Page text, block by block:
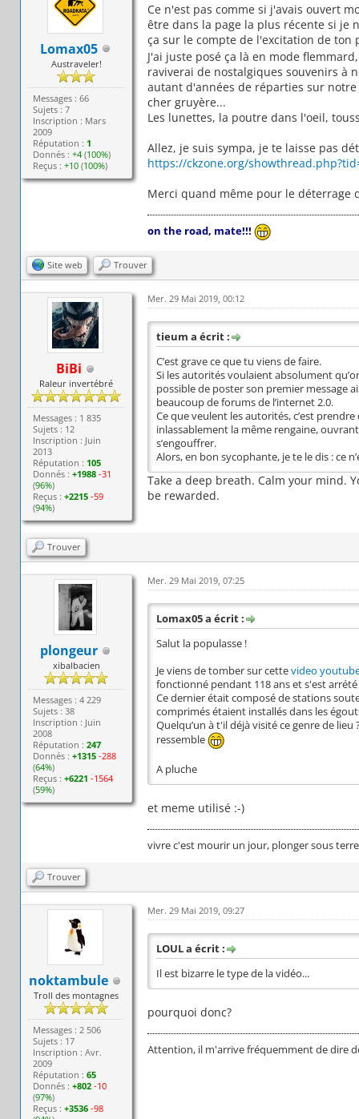
Lomax05
Austraveler!
Messages : 66
Sujets : 7
Inscription : Mars
2009
Réputation : 1
Donnés :+4 (100%)
Reçus :+10 (100%)
Ce n'est pas comme si j'avais ouvert
être dans la page la plus récente si je
ça sur le compte de l'excitation de ton
J'ai juste posé ça là en mode
raviverai de nostalgiques souvenirs à
autant d'années de réparties sur
cher gruyère...
Les lunettes, la poutre dans l'oeil,
Allez, je suis sympa, je te laisse pas
https://ckzone.org/
Merci quand même pour le déterrage
on the road, mate!!!
Site web Trouver
BiBi
Raleur invertébré
Messages : 1 835
Sujets : 12
Inscription : Juin
2013
Réputation : 105
Donnés :+1988 -31
(96%)
Reçus :+2215 -59
(94%)
Mer. 29 Mai 2019, 00:12
tieum a écrit :
C’est grave ce que tu viens de faire.
Si les autorités voulaient absolument
possible de poster son premier message
beaucoup de forums de l’internet 2.0.
Ce que veulent les autorités, c’est
inlassablement la même rengaine,
s’engouffrer.
Alors, en bon sycophante, je te le dis : ce
Take a deep breath. Calm your mind.
be rewarded.
Trouver
plongeur
xibalbacien
Messages : 4 229
Sujets : 38
Inscription : Juin
2008
Réputation :247
Donnés :+1315 -288
(64%)
Reçus :+6221 -1564
(59%)
Mer. 29 Mai 2019, 07:25
Lomax05 a écrit :
Salut la populasse !
Je viens de tomber sur cettevideo
fonctionné pendant 118 ans et s'est arrété
Ce dernier était composé de stations
comprimés étaient installés dans les
Quelqu’un à t'il déjà visité ce genre de
ressemble
A pluche
et meme utilisé :-)
vivre c'est mourir un jour, plonger sous
Trouver
noktambule
Troll des montagnes
Messages : 2 506
Sujets : 17
Inscription : Avr.
2009
Réputation :65
Donnés :+802 -10
(97%)
Reçus :+3536 -98
Mer. 29 Mai 2019, 09:27
LOUL a écrit :
Il est bizarre le type de la vidéo...
pourquoi donc?
Attention, il m'arrive fréquemment de dire